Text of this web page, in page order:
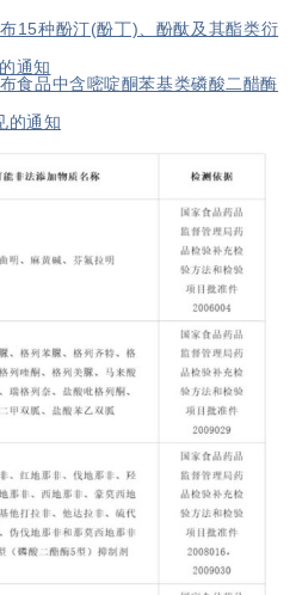
15种酚汀(酚丁)、酚酞及其酯类衍
通知
食品中含嘧啶酮苯基类磷酸二醋酶
的通知